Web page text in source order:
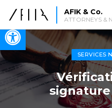
Open toolbar
AFIK & Co.
ATTORNEYS &
SERVICES